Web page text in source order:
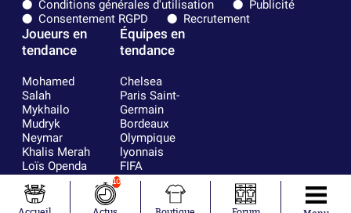
Conditions générales d'utilisation
Publicité
Consentement RGPD
Recrutement
Joueurs en
tendance
Mohamed
Salah
Mykhailo
Mudryk
Neymar
Khalis Merah
Loïs Openda
Niakhaté
Nicolás
Équipes en
tendance
Chelsea
Paris Saint-
Germain
Bordeaux
Olympique
lyonnais
FIFA
Real Madrid
RC Strasbourg
AC Milan
10